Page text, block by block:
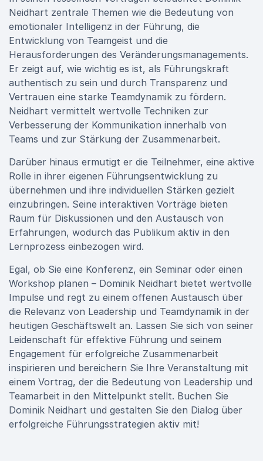
Neidhart zentrale Themen wie die Bedeutung von
emotionaler Intelligenz in der Führung, die
Entwicklung von Teamgeist und die
Herausforderungen des Veränderungsmanagements.
Er zeigt auf, wie wichtig es ist, als Führungskraft
authentisch zu sein und durch Transparenz und
Vertrauen eine starke Teamdynamik zu fördern.
Neidhart vermittelt wertvolle Techniken zur
Verbesserung der Kommunikation innerhalb von
Teams und zur Stärkung der Zusammenarbeit.
Darüber hinaus ermutigt er die Teilnehmer, eine aktive
Rolle in ihrer eigenen Führungsentwicklung zu
übernehmen und ihre individuellen Stärken gezielt
einzubringen. Seine interaktiven Vorträge bieten
Raum für Diskussionen und den Austausch von
Erfahrungen, wodurch das Publikum aktiv in den
Lernprozess einbezogen wird.
Egal, ob Sie eine Konferenz, ein Seminar oder einen
Workshop planen – Dominik Neidhart bietet wertvolle
Impulse und regt zu einem offenen Austausch über
die Relevanz von Leadership und Teamdynamik in der
heutigen Geschäftswelt an. Lassen Sie sich von seiner
Leidenschaft für effektive Führung und seinem
Engagement für erfolgreiche Zusammenarbeit
inspirieren und bereichern Sie Ihre Veranstaltung mit
einem Vortrag, der die Bedeutung von Leadership und
Teamarbeit in den Mittelpunkt stellt. Buchen Sie
Dominik Neidhart und gestalten Sie den Dialog über
erfolgreiche Führungsstrategien aktiv mit!